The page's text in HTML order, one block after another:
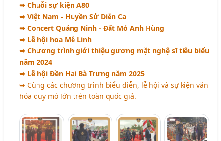
➥ Chuỗi sự kiện A80
➥ Việt Nam - Huyền Sử Diễn Ca
➥ Concert Quảng Ninh - Đất Mỏ Anh Hùng
➥ Lễ hội hoa Mê Linh
➥ Chương trình giới thiệu gương mặt nghệ sĩ tiêu biểu
năm 2024
➥ Lễ hội Đền Hai Bà Trưng năm 2025
➥ Cùng các chương trình biểu diễn, lễ hội và sự kiện văn
hóa quy mô lớn trên toàn quốc giả.